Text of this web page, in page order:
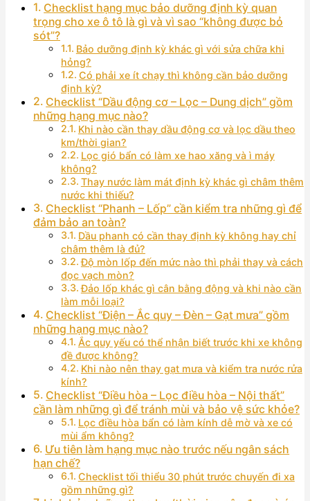
Checklist hạng mục bảo dưỡng định kỳ quan
trọng cho xe ô tô là gì và vì sao “không được bỏ
sót”?
Bảo dưỡng định kỳ khác gì với sửa chữa khi
hỏng?
Có phải xe ít chạy thì không cần bảo dưỡng
định kỳ?
Checklist “Dầu động cơ – Lọc – Dung dịch” gồm
những hạng mục nào?
Khi nào cần thay dầu động cơ và lọc dầu theo
km/thời gian?
Lọc gió bẩn có làm xe hao xăng và ì máy
không?
Thay nước làm mát định kỳ khác gì châm thêm
nước khi thiếu?
Checklist “Phanh – Lốp” cần kiểm tra những gì để
đảm bảo an toàn?
Dầu phanh có cần thay định kỳ không hay chỉ
châm thêm là đủ?
Độ mòn lốp đến mức nào thì phải thay và cách
đọc vạch mòn?
Đảo lốp khác gì cân bằng động và khi nào cần
làm mỗi loại?
Checklist “Điện – Ắc quy – Đèn – Gạt mưa” gồm
những hạng mục nào?
Ắc quy yếu có thể nhận biết trước khi xe không
đề được không?
Khi nào nên thay gạt mưa và kiểm tra nước rửa
kính?
Checklist “Điều hòa – Lọc điều hòa – Nội thất”
cần làm những gì để tránh mùi và bảo vệ sức khỏe?
Lọc điều hòa bẩn có làm kính dễ mờ và xe có
mùi ẩm không?
Ưu tiên làm hạng mục nào trước nếu ngân sách
hạn chế?
Checklist tối thiểu 30 phút trước chuyến đi xa
gồm những gì?